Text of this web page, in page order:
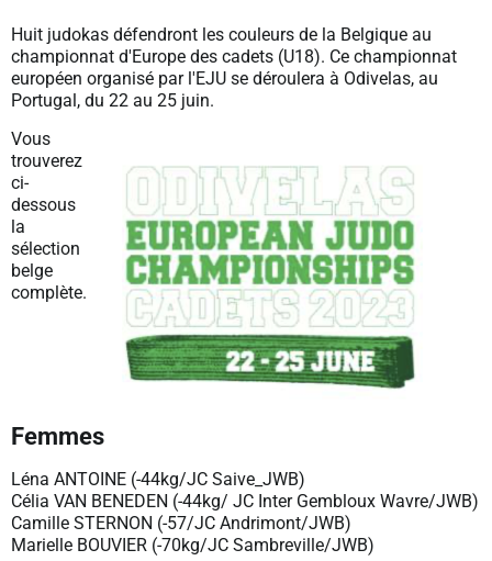
Huit judokas défendront les couleurs de la Belgique au
championnat d'Europe des cadets (U18). Ce championnat
européen organisé par l'EJU se déroulera à Odivelas, au
Portugal, du 22 au 25 juin.
Vous
trouverez
ci-
dessous
la
sélection
belge
complète.
Femmes
Léna ANTOINE (-44kg/JC Saive_JWB)
Célia VAN BENEDEN (-44kg/ JC Inter Gembloux Wavre/JWB)
Camille STERNON (-57/JC Andrimont/JWB)
Marielle BOUVIER (-70kg/JC Sambreville/JWB)